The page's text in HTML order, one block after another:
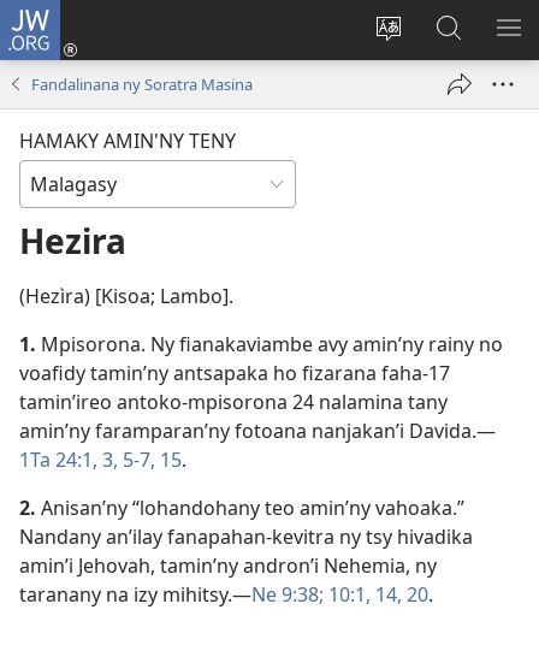
JW.ORG
Hiova
Hiditra
(manokatra
ato
Amin’ny
Fandalinana ny Soratra Masina
HAMAKY AMIN'NY TENY
Hezira
(Hezìra) [Kisoa; Lambo].
1. Mpisorona. Ny fianakaviambe avy amin’ny rainy no
voafidy tamin’ny antsapaka ho fizarana faha-17
tamin’ireo antoko-mpisorona 24 nalamina tany
amin’ny faramparan’ny fotoana nanjakan’i Davida.​—
1Ta 24:1, 3, 5-7, 15.
2. Anisan’ny “lohandohany teo amin’ny vahoaka.”
Nandany an’ilay fanapahan-kevitra ny tsy hivadika
amin’i Jehovah, tamin’ny andron’i Nehemia, ny
taranany na izy mihitsy.​—Ne 9:38; 10:1, 14, 20.